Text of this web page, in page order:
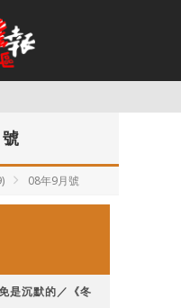
08年9月號
是沉默的／《冬